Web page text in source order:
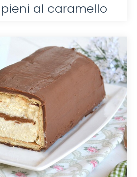
al caramello